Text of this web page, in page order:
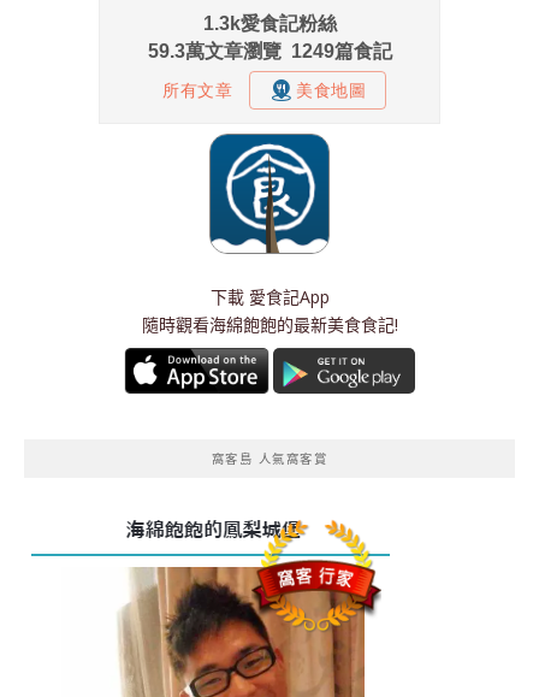
下載 愛食記App
隨時觀看海綿飽飽的最新美食食記!
窩客島 人氣窩客賞